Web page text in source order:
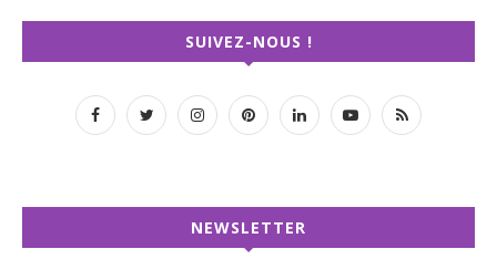
SUIVEZ-NOUS !
NEWSLETTER